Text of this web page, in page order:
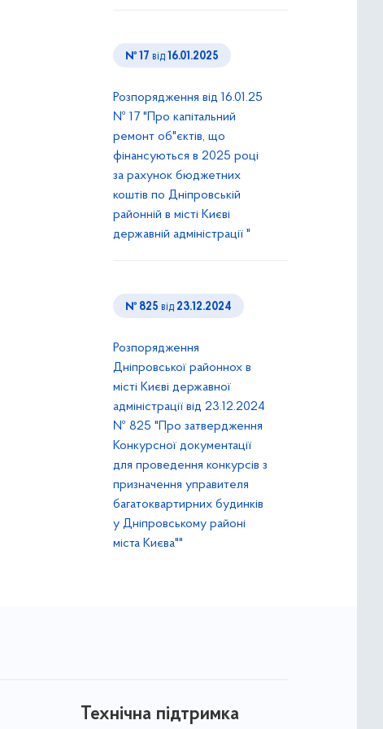
№ 17 від 16.01.2025
Розпорядження від 16.01.25
№ 17 "Про капітальний
ремонт об"єктів, що
фінансуються в 2025 році
за рахунок бюджетних
коштів по Дніпровській
районній в місті Києві
державній адміністрації "
№ 825 від 23.12.2024
Розпорядження
Дніпровської районнох в
місті Києві державної
адміністрації від 23.12.2024
№ 825 "Про затвердження
Конкурсної документації
для проведення конкурсів з
призначення управителя
багатоквартирних будинків
у Дніпровському районі
міста Києва""
Технічна підтримка